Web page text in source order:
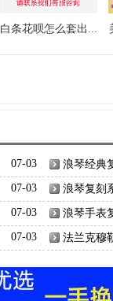
白条花呗怎么套出...
07-03 浪琴经典
07-03 浪琴复刻
巅峰
07-03 浪琴手表
07-03 法兰克穆